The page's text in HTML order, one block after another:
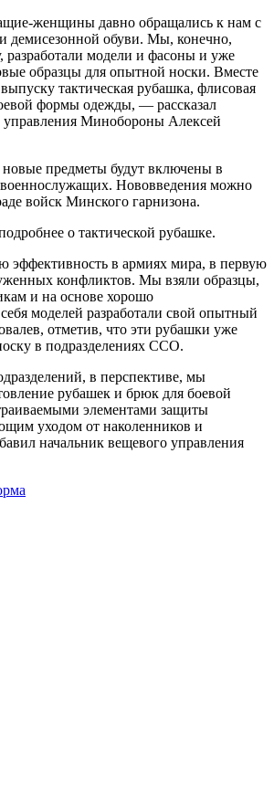
женщины давно обращались к нам с
демисезонной обуви. Мы, конечно,
разработали модели и фасоны и уже
образцы для опытной носки. Вместе
тактическая рубашка, флисовая
формы одежды, — рассказал
управления Минобороны Алексей
предметы будут включены в
Нововведения можно
войск Минского гарнизона.
о тактической рубашке.
эффективность в армиях мира, в первую
конфликтов. Мы взяли образцы,
и на основе хорошо
моделей разработали свой опытный
отметив, что эти рубашки уже
в подразделениях ССО.
в перспективе, мы
рубашек и брюк для боевой
элементами защиты
уходом от наколенников и
начальник вещевого управления